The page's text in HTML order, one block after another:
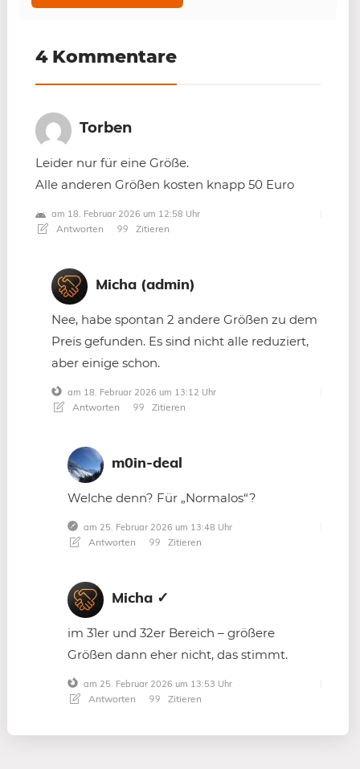
4 Kommentare
Torben
Leider nur für eine Größe.
Alle anderen Größen kosten knapp 50 Euro
am 18. Februar 2026 um 12:58 Uhr
Antworten Zitieren
Micha (admin)
Nee, habe spontan 2 andere Größen zu dem
Preis gefunden. Es sind nicht alle reduziert,
aber einige schon.
am 18. Februar 2026 um 13:12 Uhr
Antworten Zitieren
m0in-deal
Welche denn? Für „Normalos“?
am 25. Februar 2026 um 13:48 Uhr
Antworten Zitieren
Micha ✓
im 31er und 32er Bereich – größere
Größen dann eher nicht, das stimmt.
am 25. Februar 2026 um 13:53 Uhr
Antworten Zitieren